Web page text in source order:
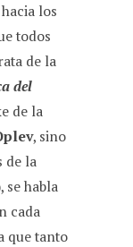
los
todos
de la
del
de la
, sino
de la
se habla
cada
que tanto